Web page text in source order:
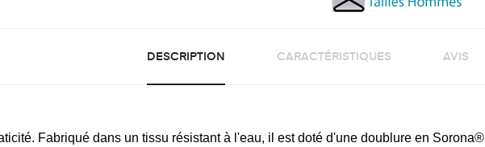
DESCRIPTION CARACTÉRISTIQUES AVIS
Fabriqué dans un tissu résistant à l'eau, il est doté d'une doublure en Sorona®